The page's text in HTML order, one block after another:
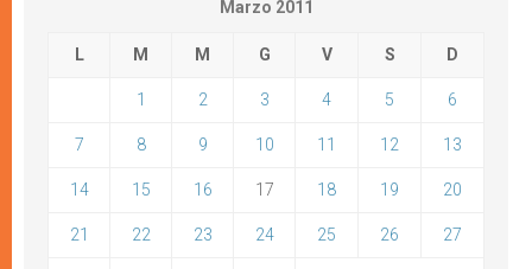
Marzo 2011
L M M G V S D
1 2 3 4 5 6
7 8 9 10 11 12 13
14 15 16 17 18 19 20
21 22 23 24 25 26 27